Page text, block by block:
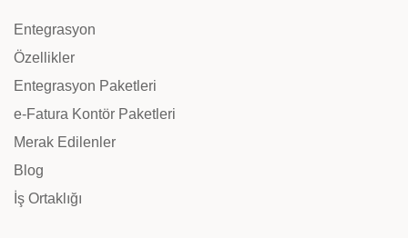
Entegrasyon
Özellikler
Entegrasyon Paketleri
e-Fatura Kontör Paketleri
Merak Edilenler
Blog
İş Ortaklığı